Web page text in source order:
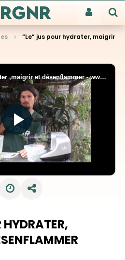
“Le” jus pour hydrater, maigrir
HYDRATER,